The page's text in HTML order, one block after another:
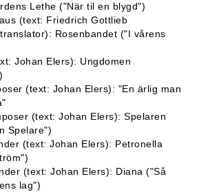
Lethe ("När til en blygd")
(text: Friedrich Gottlieb
Rosenbandet ("I vårens
Johan Elers): Ungdomen
(text: Johan Elers): "En ärlig man
(text: Johan Elers): Spelaren
Spelare")
(text: Johan Elers): Petronella
(text: Johan Elers): Diana ("Så
lag")